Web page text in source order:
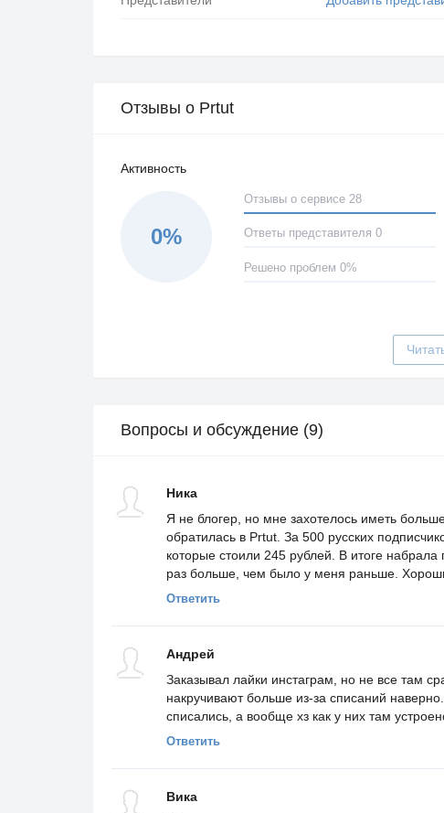
Отзывы о Prtut
Активность
0%
Отзывы о сервисе 28
Ответы представителя 0
Решено проблем 0%
Вопросы и обсуждение (9)
Ника
Я не блогер, но мне захотелось иметь
обратилась в Prtut. За 500 русских
которые стоили 245 рублей. В итоге
раз больше, чем было у меня раньше.
Ответить
Андрей
Заказывал лайки инстаграм, но не все там
накручивают больше из-за списаний
списались, а вообще хз как у них там
Ответить
Вика